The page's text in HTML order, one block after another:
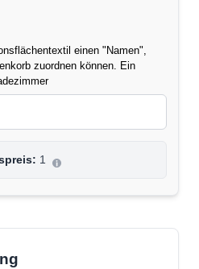
einen "Namen",
zuordnen können. Ein
1